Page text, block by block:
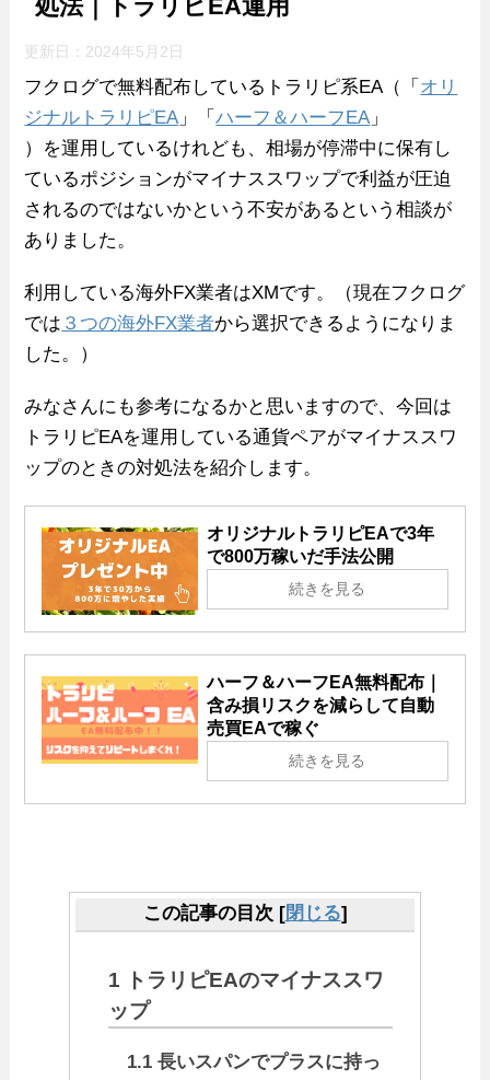
処法｜トラリピEA運用
更新日： 2024年5月2日
フクログで無料配布しているトラリピ系EA（「 オリ
ジナルトラリピEA 」「ハーフ＆ハーフEA 」
）を運用しているけれども、相場が停滞中に保有し
ているポジションがマイナススワップで利益が圧迫
されるのではないかという不安があるという相談が
ありました。
利用している海外FX業者はXMです。（現在フクログ
では ３つの海外FX業者から選択できるようになりま
した。）
みなさんにも参考になるかと思いますので、今回は
トラリピEAを運用している通貨ペアがマイナススワ
ップのときの対処法を紹介します。
オリジナルトラリピEAで3年
で800万稼いだ手法公開
続きを見る
ハーフ＆ハーフEA無料配布｜
含み損リスクを減らして自動
売買EAで稼ぐ
続きを見る
この記事の目次 [閉じる]
1 トラリピEAのマイナススワ
ップ
1.1長いスパンでプラスに持っ